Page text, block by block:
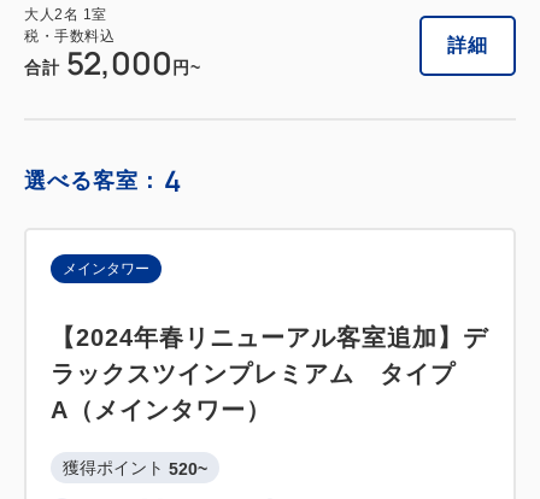
大人2名 1室
税・手数料込
合計 52,000 円~
詳細
選べる客室： 4
メインタワー
【2024年春リニューアル客室追加】デ
ラックスツインプレミアム タイプ
A（メインタワー）
獲得ポイント 520~